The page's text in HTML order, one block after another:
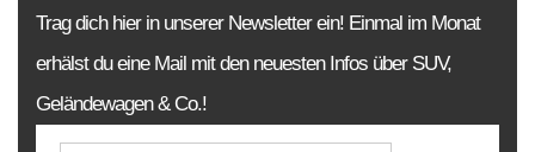
Trag dich hier in unserer Newsletter ein! Einmal im Monat
erhälst du eine Mail mit den neuesten Infos über SUV,
Geländewagen & Co.!